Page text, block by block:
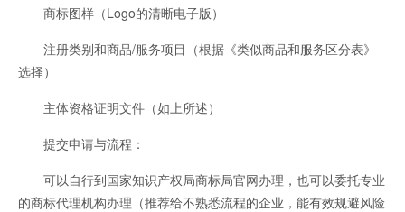
商标图样（Logo的清晰电子版）
注册类别和商品/服务项目（根据《类似商品和服务区分表》
选择）
主体资格证明文件（如上所述）
提交申请与流程：
可以自行到国家知识产权局商标局官网办理，也可以委托专业
的商标代理机构办理（推荐给不熟悉流程的企业，能有效规避风险